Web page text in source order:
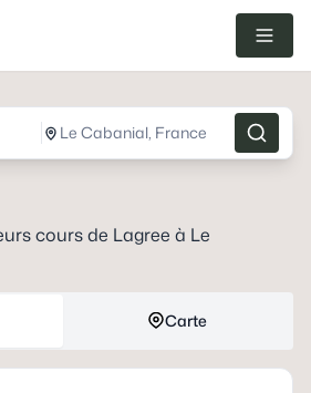
Le Cabanial, France
cours de Lagree à Le
Carte